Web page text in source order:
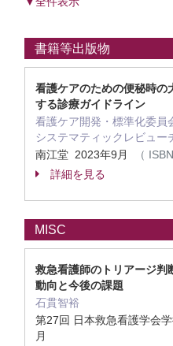
書籍等出版物
看護ケアのための便秘時の
する診療ガイドライン
看護ケア開発・標準化委員
システマティックレビュー
南江堂 2023年9月
（
詳細を見る
MISC
救急看護師のトリアージ判
動向と今後の課題
石貫智裕
第27回 日本救急看護学会
月